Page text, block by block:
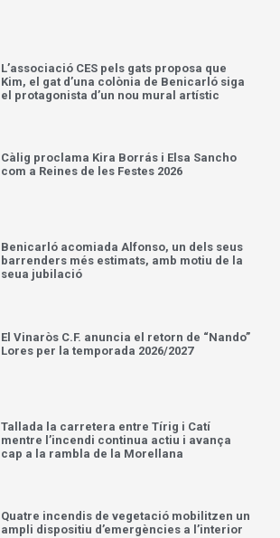
L’associació CES pels gats proposa que
Kim, el gat d’una colònia de Benicarló siga
el protagonista d’un nou mural artístic
Càlig proclama Kira Borrás i Elsa Sancho
com a Reines de les Festes 2026
Benicarló acomiada Alfonso, un dels seus
barrenders més estimats, amb motiu de la
seua jubilació
El Vinaròs C.F. anuncia el retorn de “Nando”
Lores per la temporada 2026/2027
Tallada la carretera entre Tírig i Catí
mentre l’incendi continua actiu i avança
cap a la rambla de la Morellana
Quatre incendis de vegetació mobilitzen un
ampli dispositiu d’emergències a l’interior